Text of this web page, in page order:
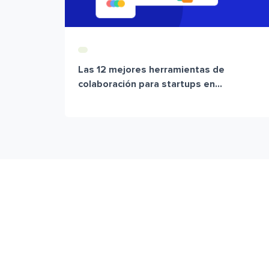
Las 12 mejores herramientas de
colaboración para startups en...